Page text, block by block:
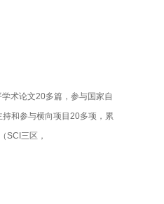
术论文20多篇，参与国家自
持和参与横向项目 20多项，累
（SCI 三区，